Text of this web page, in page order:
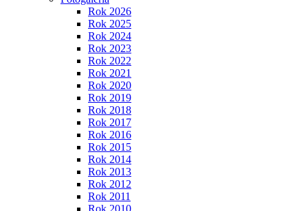
Rok 2026
Rok 2025
Rok 2024
Rok 2023
Rok 2022
Rok 2021
Rok 2020
Rok 2019
Rok 2018
Rok 2017
Rok 2016
Rok 2015
Rok 2014
Rok 2013
Rok 2012
Rok 2011
Rok 2010